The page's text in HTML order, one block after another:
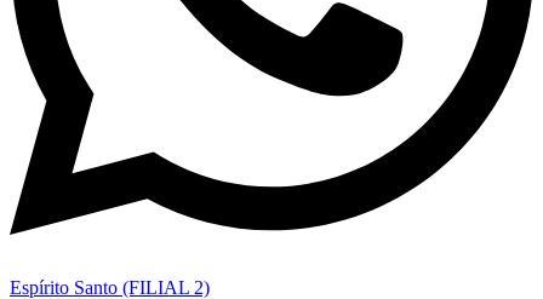
Espírito Santo (FILIAL 2)